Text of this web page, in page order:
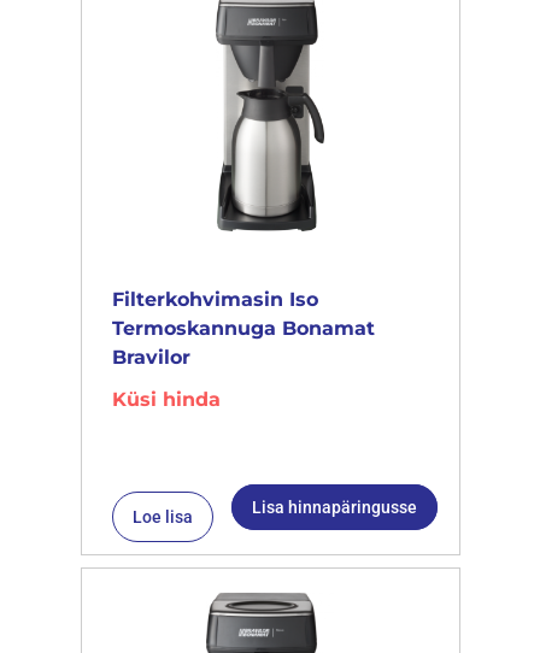
Filterkohvimasin Iso
Termoskannuga Bonamat
Bravilor
Küsi hinda
Loe lisa Lisa hinnapäringusse